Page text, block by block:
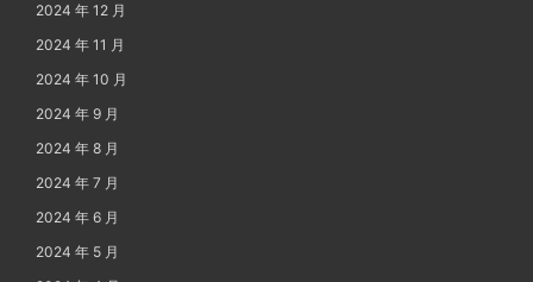
2024 年 12 月
2024 年 11 月
2024 年 10 月
2024 年 9 月
2024 年 8 月
2024 年 7 月
2024 年 6 月
2024 年 5 月